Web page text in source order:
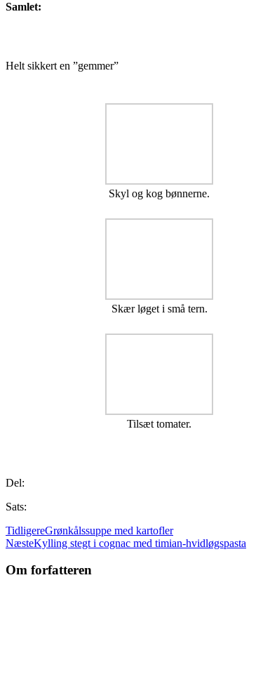
Samlet:
Helt sikkert en ”gemmer”
Skyl og kog bønnerne.
Skær løget i små tern.
Tilsæt tomater.
Del:
Sats:
TidligereGrønkålssuppe med kartofler
NæsteKylling stegt i cognac med timian-hvidløgspasta
Om forfatteren